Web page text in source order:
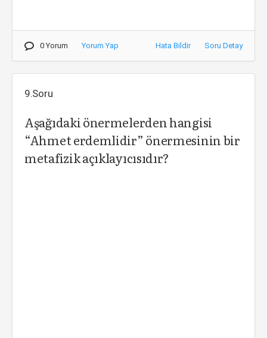
0 Yorum Yorum Yap Hata Bildir Soru Detay
9.Soru
Aşağıdaki önermelerden hangisi
“Ahmet erdemlidir” önermesinin bir
metafizik açıklayıcısıdır?